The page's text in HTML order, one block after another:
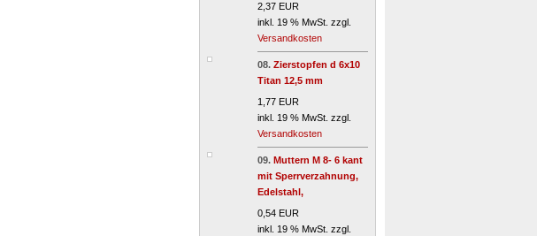
2,37 EUR
inkl. 19 % MwSt. zzgl.
Versandkosten
08. Zierstopfen d 6x10
Titan 12,5 mm
1,77 EUR
inkl. 19 % MwSt. zzgl.
Versandkosten
09. Muttern M 8- 6 kant
mit Sperrverzahnung,
Edelstahl,
0,54 EUR
inkl. 19 % MwSt. zzgl.